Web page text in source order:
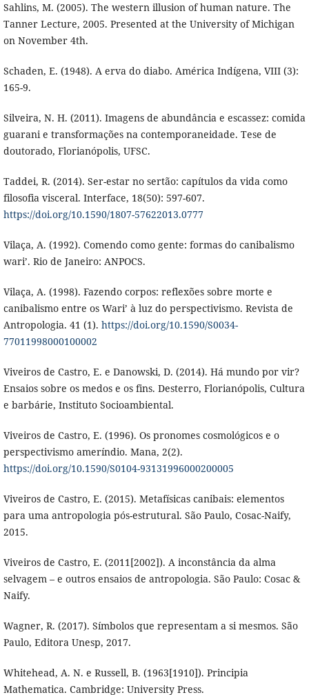
Sahlins, M. (2005). The western illusion of human nature. The
Tanner Lecture, 2005. Presented at the University of Michigan
on November 4th.
Schaden, E. (1948). A erva do diabo. América Indígena, VIII (3):
165-9.
Silveira, N. H. (2011). Imagens de abundância e escassez: comida
guarani e transformações na contemporaneidade. Tese de
doutorado, Florianópolis, UFSC.
Taddei, R. (2014). Ser-estar no sertão: capítulos da vida como
filosofia visceral. Interface, 18(50): 597-607.
https://doi.org/10.1590/1807-57622013.0777
Vilaça, A. (1992). Comendo como gente: formas do canibalismo
wari’. Rio de Janeiro: ANPOCS.
Vilaça, A. (1998). Fazendo corpos: reflexões sobre morte e
canibalismo entre os Wari’ à luz do perspectivismo. Revista de
Antropologia. 41 (1). https://doi.org/10.1590/S0034-
77011998000100002
Viveiros de Castro, E. e Danowski, D. (2014). Há mundo por vir?
Ensaios sobre os medos e os fins. Desterro, Florianópolis, Cultura
e barbárie, Instituto Socioambiental.
Viveiros de Castro, E. (1996). Os pronomes cosmológicos e o
perspectivismo ameríndio. Mana, 2(2).
https://doi.org/10.1590/S0104-93131996000200005
Viveiros de Castro, E. (2015). Metafísicas canibais: elementos
para uma antropologia pós-estrutural. São Paulo, Cosac-Naify,
2015.
Viveiros de Castro, E. (2011[2002]). A inconstância da alma
selvagem – e outros ensaios de antropologia. São Paulo: Cosac &
Naify.
Wagner, R. (2017). Símbolos que representam a si mesmos. São
Paulo, Editora Unesp, 2017.
Whitehead, A. N. e Russell, B. (1963[1910]). Principia
Mathematica. Cambridge: University Press.